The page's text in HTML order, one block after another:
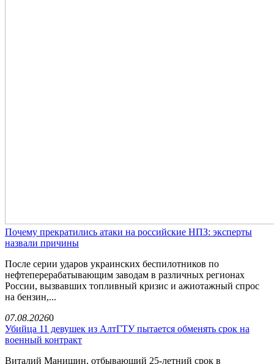
Почему прекратились атаки на российские НПЗ: эксперты
назвали причины
После серии ударов украинских беспилотников по
нефтеперерабатывающим заводам в различных регионах
России, вызвавших топливный кризис и ажиотажный спрос
на бензин,...
07.08.20260
Убийца 11 девушек из АлтГТУ пытается обменять срок на
военный контракт
Виталий Манишин, отбывающий 25-летний срок в